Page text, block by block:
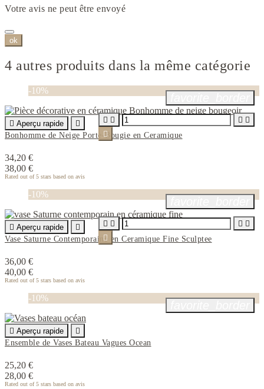
Votre avis ne peut être envoyé
ok
4 autres produits dans la même catégorie
-10%
 Aperçu rapide

Bonhomme de Neige Porte-Bougie en Ceramique
34,20 €
38,00 €
Rated out of 5 stars based on avis
   

-10%
 Aperçu rapide

Vase Saturne Contemporaine en Ceramique Fine Sculptee
36,00 €
40,00 €
Rated out of 5 stars based on avis
   

-10%
 Aperçu rapide

Ensemble de Vases Bateau Vagues Ocean
25,20 €
28,00 €
Rated out of 5 stars based on avis